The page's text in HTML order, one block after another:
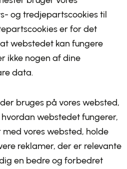
og tredjepartscookies til
er for det
webstedet kan fungere
ikke nogen af dine
data.
bruges på vores websted,
webstedet fungerer,
vores websted, holde
reklamer, der er relevante
en bedre og forbedret